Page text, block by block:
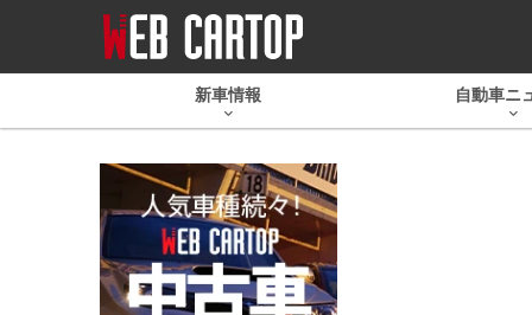
新車情報 自動車ニ